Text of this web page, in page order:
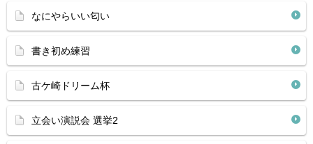
なにやらいい匂い
書き初め練習
古ケ崎ドリーム杯
立会い演説会 選挙2